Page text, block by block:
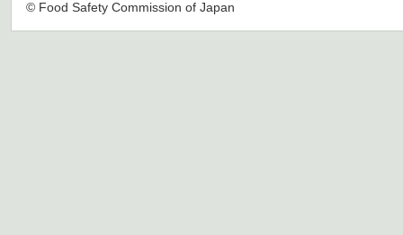
© Food Safety Commission of Japan